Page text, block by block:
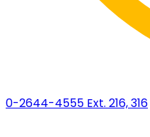
0-2644-4555 Ext. 216, 316